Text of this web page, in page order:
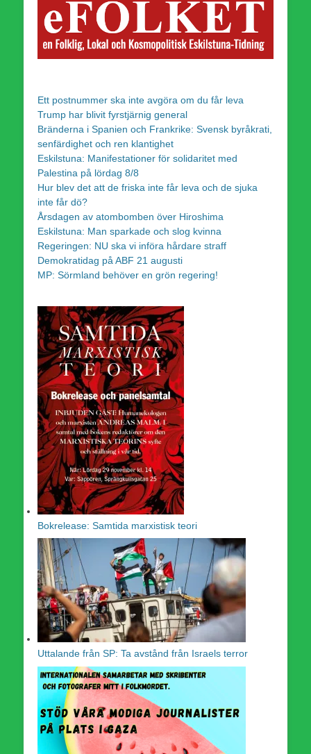
Ett postnummer ska inte avgöra om du får leva
Trump har blivit fyrstjärnig general
Bränderna i Spanien och Frankrike: Svensk byråkrati,
senfärdighet och ren klantighet
Eskilstuna: Manifestationer för solidaritet med
Palestina på lördag 8/8
Hur blev det att de friska inte får leva och de sjuka
inte får dö?
Årsdagen av atombomben över Hiroshima
Eskilstuna: Man sparkade och slog kvinna
Regeringen: NU ska vi införa hårdare straff
Demokratidag på ABF 21 augusti
MP: Sörmland behöver en grön regering!
Bokrelease: Samtida marxistisk teori
Uttalande från SP: Ta avstånd från Israels terror